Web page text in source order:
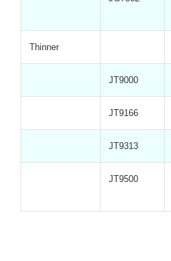
Thinner
JT9000
JT9166
JT9313
JT9500